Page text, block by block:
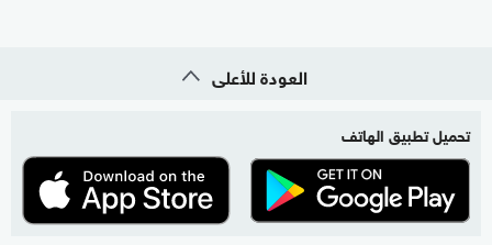
العودة للأعلى
تحميل تطبيق الهاتف